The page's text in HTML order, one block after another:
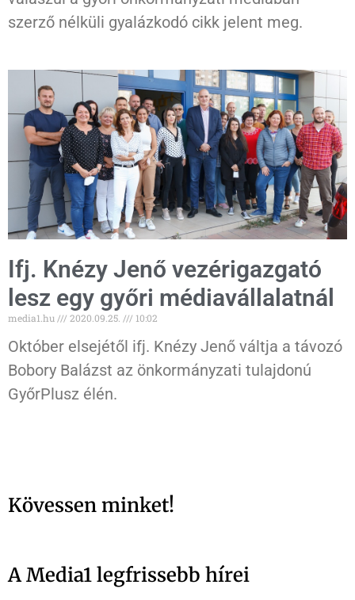
szerző nélküli gyalázkodó cikk jelent meg.
Ifj. Knézy Jenő vezérigazgató
lesz egy győri médiavállalatnál
media1.hu 2020.09.25. 10:02
Október elsejétől ifj. Knézy Jenő váltja a távozó
Bobory Balázst az önkormányzati tulajdonú
GyőrPlusz élén.
Kövessen minket!
A Media1 legfrissebb hírei